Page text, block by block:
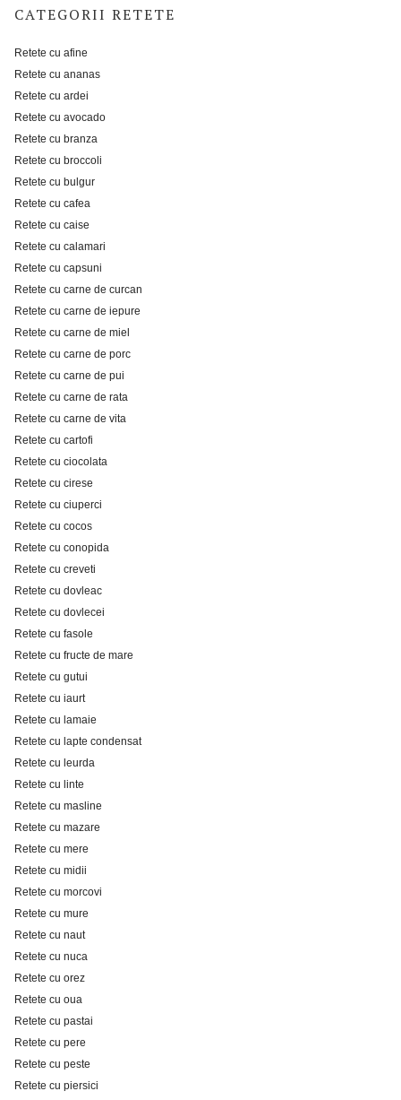
CATEGORII RETETE
Retete cu afine
Retete cu ananas
Retete cu ardei
Retete cu avocado
Retete cu branza
Retete cu broccoli
Retete cu bulgur
Retete cu cafea
Retete cu caise
Retete cu calamari
Retete cu capsuni
Retete cu carne de curcan
Retete cu carne de iepure
Retete cu carne de miel
Retete cu carne de porc
Retete cu carne de pui
Retete cu carne de rata
Retete cu carne de vita
Retete cu cartofi
Retete cu ciocolata
Retete cu cirese
Retete cu ciuperci
Retete cu cocos
Retete cu conopida
Retete cu creveti
Retete cu dovleac
Retete cu dovlecei
Retete cu fasole
Retete cu fructe de mare
Retete cu gutui
Retete cu iaurt
Retete cu lamaie
Retete cu lapte condensat
Retete cu leurda
Retete cu linte
Retete cu masline
Retete cu mazare
Retete cu mere
Retete cu midii
Retete cu morcovi
Retete cu mure
Retete cu naut
Retete cu nuca
Retete cu orez
Retete cu oua
Retete cu pastai
Retete cu pere
Retete cu peste
Retete cu piersici